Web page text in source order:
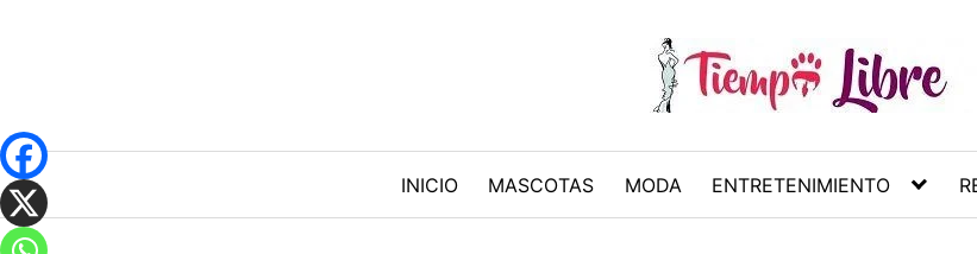
INICIO MASCOTAS MODA ENTRETENIMIENTO